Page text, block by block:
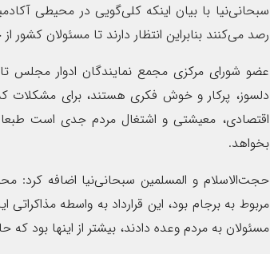
سبحانی‌نیا با بیان اینکه کلی‌گویی در محیطی
رصد می‌کنند بنابراین انتظار دارند تا مسئولان
عضو شورای مرکزی مجمع نمایندگان ادوار مجلس
دلسوز، پرکار و خوش فکری هستند، برای مشکلات
اقتصادی، معیشتی و اشتغال مردم جدی است طبعا
بخواهد.
حجت‌الاسلام و المسلمین سبحانی‌نیا اضافه
مربوط به برجام بود، این قرارداد به واسطه
مسئولان به مردم وعده دادند، بیشتر از اینها بود